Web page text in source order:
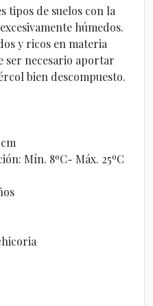
tipos de suelos con la
húmedos.
y ricos en materia
ser necesario aportar
bien descompuesto.
Mín. 8ºC- Máx. 25ºC